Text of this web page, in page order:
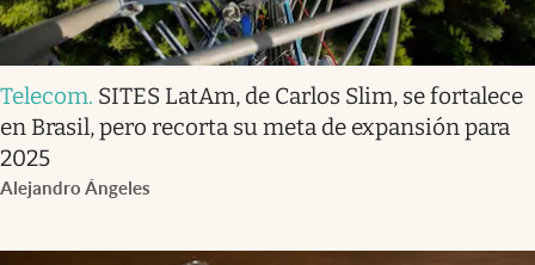
Telecom. SITES LatAm, de Carlos Slim, se fortalece
en Brasil, pero recorta su meta de expansión para
2025
Alejandro Ángeles